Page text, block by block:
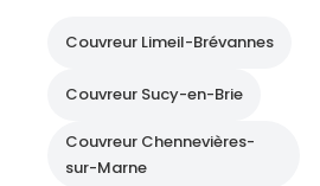
Couvreur Limeil-Brévannes
Couvreur Sucy-en-Brie
Couvreur Chennevières-
sur-Marne